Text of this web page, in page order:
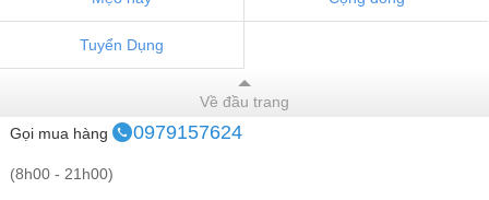
Tuyển Dụng
Về đầu trang
Gọi mua hàng
0979157624
(8h00 - 21h00)